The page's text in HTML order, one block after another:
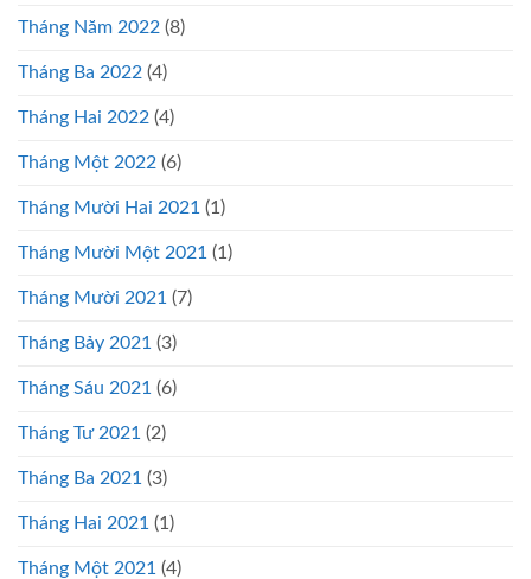
Tháng Năm 2022 (8)
Tháng Ba 2022 (4)
Tháng Hai 2022 (4)
Tháng Một 2022 (6)
Tháng Mười Hai 2021 (1)
Tháng Mười Một 2021 (1)
Tháng Mười 2021 (7)
Tháng Bảy 2021 (3)
Tháng Sáu 2021 (6)
Tháng Tư 2021 (2)
Tháng Ba 2021 (3)
Tháng Hai 2021 (1)
Tháng Một 2021 (4)